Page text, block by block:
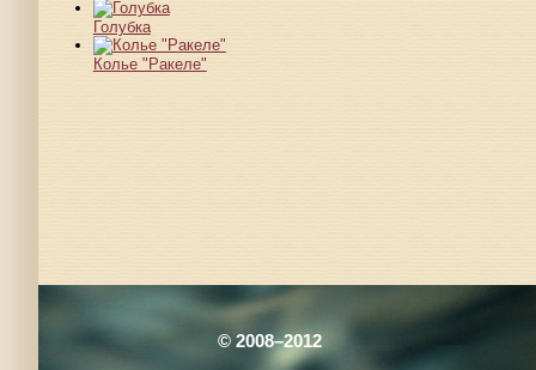
Голубка
Колье "Ракеле"
© 2008–2012